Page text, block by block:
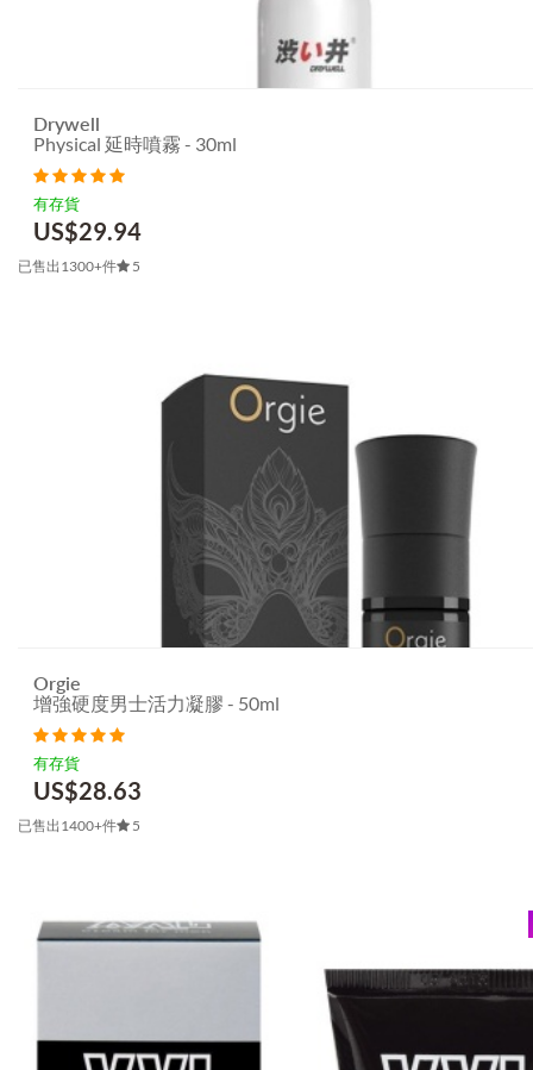
Drywell
Physical 延時噴霧 - 30ml
有存貨
US$29.94
已售出1300+件 5
Orgie
增強硬度男士活力凝膠 - 50ml
有存貨
US$28.63
已售出1400+件 5